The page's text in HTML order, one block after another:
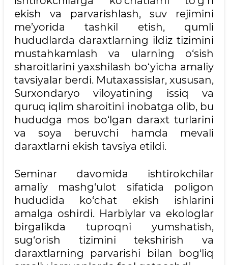
ekish va parvarishlash, suv rejimini
me’yorida tashkil etish, qumli
hududlarda daraxtlarning ildiz tizimini
mustahkamlash va ularning o‘sish
sharoitlarini yaxshilash bo‘yicha amaliy
tavsiyalar berdi. Mutaxassislar, xususan,
Surxondaryo viloyatining issiq va
quruq iqlim sharoitini inobatga olib, bu
hududga mos bo‘lgan daraxt turlarini
va soya beruvchi hamda mevali
daraxtlarni ekish tavsiya etildi.
Seminar davomida ishtirokchilar
amaliy mashg‘ulot sifatida poligon
hududida ko‘chat ekish ishlarini
amalga oshirdi. Harbiylar va ekologlar
birgalikda tuproqni yumshatish,
sug‘orish tizimini tekshirish va
daraxtlarning parvarishi bilan bog‘liq